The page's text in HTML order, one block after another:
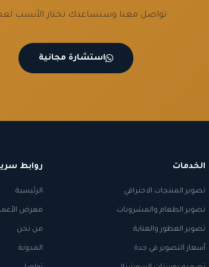
تواصل معنا وسنساعدك تختار الأنسب
استشارة مجانية
الخدمات
تصوير المنتجات الاحترافي
تصوير الطعام والمشروبات
تصوير العطور والعناية
أسعار التصوير في جدة
روابط
الرئيسية
معرض
من نحن
المدونة